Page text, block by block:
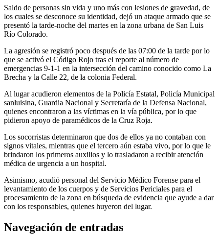
Saldo de personas sin vida y uno más con lesiones de gravedad, de
los cuales se desconoce su identidad, dejó un ataque armado que se
presentó la tarde-noche del martes en la zona urbana de San Luis
Río Colorado.
La agresión se registró poco después de las 07:00 de la tarde por lo
que se activó el Código Rojo tras el reporte al número de
emergencias 9-1-1 en la intersección del camino conocido como La
Brecha y la Calle 22, de la colonia Federal.
Al lugar acudieron elementos de la Policía Estatal, Policía Municipal
sanluisina, Guardia Nacional y Secretaría de la Defensa Nacional,
quienes encontraron a las víctimas en la vía pública, por lo que
pidieron apoyo de paramédicos de la Cruz Roja.
Los socorristas determinaron que dos de ellos ya no contaban con
signos vitales, mientras que el tercero aún estaba vivo, por lo que le
brindaron los primeros auxilios y lo trasladaron a recibir atención
médica de urgencia a un hospital.
Asimismo, acudió personal del Servicio Médico Forense para el
levantamiento de los cuerpos y de Servicios Periciales para el
procesamiento de la zona en búsqueda de evidencia que ayude a dar
con los responsables, quienes huyeron del lugar.
Navegación de entradas